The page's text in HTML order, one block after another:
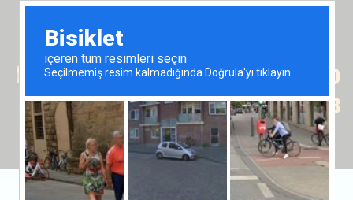
+90 (539) 102 2000
+90 (539) 102 2008